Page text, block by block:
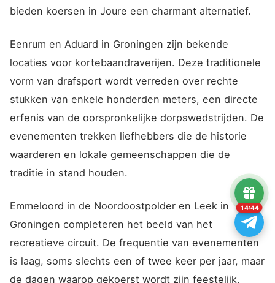
bieden koersen in Joure een charmant alternatief.
Eenrum en Aduard in Groningen zijn bekende
locaties voor kortebaandraverijen. Deze traditionele
vorm van drafsport wordt verreden over rechte
stukken van enkele honderden meters, een directe
erfenis van de oorspronkelijke dorpswedstrijden. De
evenementen trekken liefhebbers die de historie
waarderen en lokale gemeenschappen die de
traditie in stand houden.
Emmeloord in de Noordoostpolder en Leek in
Groningen completeren het beeld van het
recreatieve circuit. De frequentie van evenementen
is laag, soms slechts een of twee keer per jaar, maar
de dagen waarop gekoerst wordt zijn feestelijk.
14:43